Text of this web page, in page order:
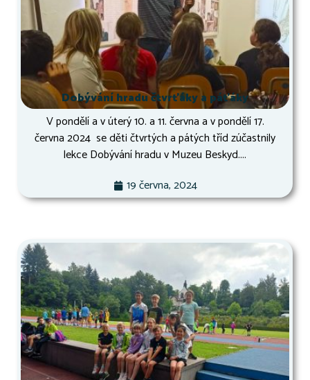
Dobývání hradu čtvrťáky a páťáky
V pondělí a v úterý 10. a 11. června a v pondělí 17.
června 2024 se děti čtvrtých a pátých tříd zúčastnily
lekce Dobývání hradu v Muzeu Beskyd....
19 června, 2024